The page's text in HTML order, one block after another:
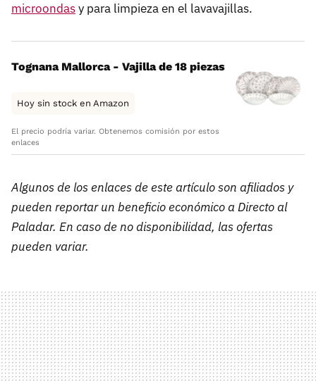
microondasy para limpieza en el lavavajillas.
Tognana Mallorca - Vajilla de 18 piezas
Hoy sin stock en Amazon
El precio podría variar. Obtenemos comisión por estos
enlaces
Algunos de los enlaces de este artículo son afiliados y
pueden reportar un beneficio económico a Directo al
Paladar. En caso de no disponibilidad, las ofertas
pueden variar.